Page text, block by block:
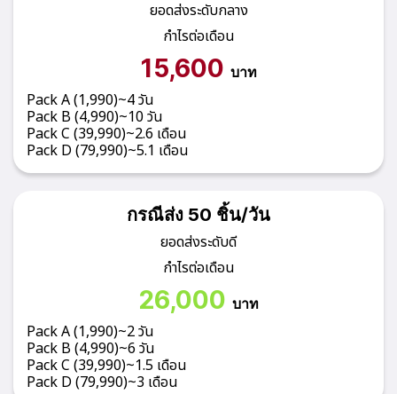
ยอดส่งระดับกลาง
กำไรต่อเดือน
15,600 บาท
Pack A (1,990)~4 วัน
Pack B (4,990)~10 วัน
Pack C (39,990)~2.6 เดือน
Pack D (79,990)~5.1 เดือน
กรณีส่ง 50 ชิ้น/วัน
ยอดส่งระดับดี
กำไรต่อเดือน
26,000 บาท
Pack A (1,990)~2 วัน
Pack B (4,990)~6 วัน
Pack C (39,990)~1.5 เดือน
Pack D (79,990)~3 เดือน